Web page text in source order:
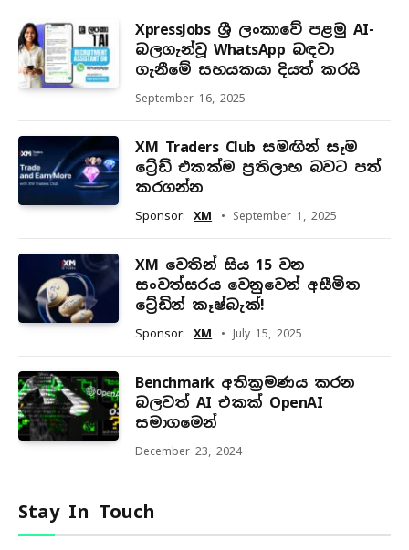
XpressJobs ශ්‍රී ලංකාවේ පළමු AI-
බලගැන්වූ WhatsApp බඳවා
ගැනීමේ සහයකයා දියත් කරයි
September 16, 2025
XM Traders Club සමඟින් සෑම
ට්‍රේඩ් එකක්ම ප්‍රතිලාභ බවට පත්
කරගන්න
Sponsor: XM September 1, 2025
XM වෙතින් සිය 15 වන
සංවත්සරය වෙනුවෙන් අසීමිත
ට්‍රේඩින් කෑෂ්බැක්!
Sponsor: XM July 15, 2025
Benchmark අතික්‍රමණය කරන
බලවත් AI එකක් OpenAI
සමාගමෙන්
December 23, 2024
Stay In Touch